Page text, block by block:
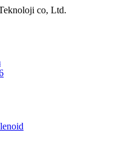
co, Ltd.